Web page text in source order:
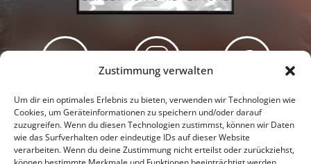
Zustimmung verwalten
Um dir ein optimales Erlebnis zu bieten, verwenden wir Technologien wie
Cookies, um Geräteinformationen zu speichern und/oder darauf
zuzugreifen. Wenn du diesen Technologien zustimmst, können wir Daten
wie das Surfverhalten oder eindeutige IDs auf dieser Website
verarbeiten. Wenn du deine Zustimmung nicht erteilst oder zurückziehst,
Newsletter Podcast Facebook